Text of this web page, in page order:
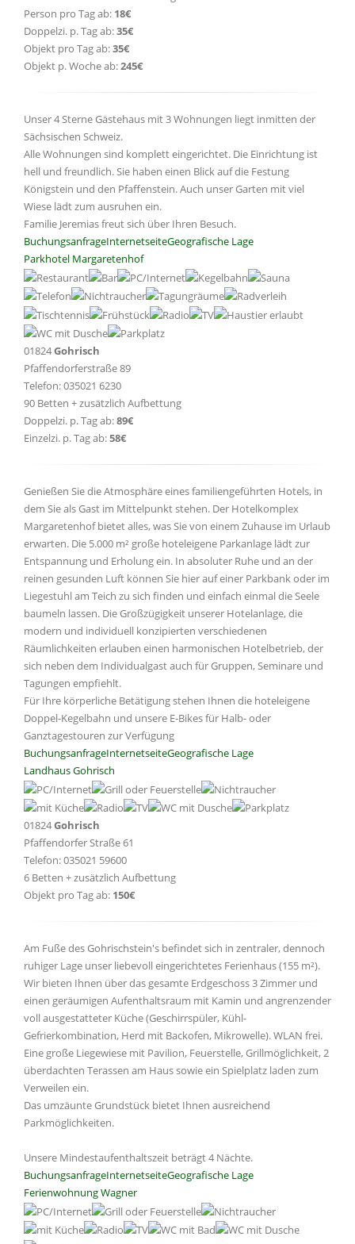
Person pro Tag ab: 18€
Doppelzi. p. Tag ab:35€
Objekt pro Tag ab:35€
Objekt p. Woche ab:245€
Unser 4 Sterne Gästehaus mit 3 Wohnungen liegt inmitten der
Sächsischen Schweiz.
Alle Wohnungen sind komplett eingerichtet. Die Einrichtung ist
hell und freundlich. Sie haben einen Blick auf die Festung
Königstein und den Pfaffenstein. Auch unser Garten mit viel
Wiese lädt zum ausruhen ein.
Familie Jeremias freut sich über Ihren Besuch.
BuchungsanfrageInternetseiteGeografische Lage
Parkhotel Margaretenhof
01824Gohrisch
Pfaffendorferstraße 89
Telefon: 035021 6230
90 Betten + zusätzlich Aufbettung
Doppelzi. p. Tag ab:89€
Einzelzi. p. Tag ab:58€
Genießen Sie die Atmosphäre eines familiengeführten Hotels, in
dem Sie als Gast im Mittelpunkt stehen. Der Hotelkomplex
Margaretenhof bietet alles, was Sie von einem Zuhause im Urlaub
erwarten. Die 5.000 m² große hoteleigene Parkanlage lädt zur
Entspannung und Erholung ein. In absoluter Ruhe und an der
reinen gesunden Luft können Sie hier auf einer Parkbank oder im
Liegestuhl am Teich zu sich finden und einfach einmal die Seele
baumeln lassen. Die Großzügigkeit unserer Hotelanlage, die
modern und individuell konzipierten verschiedenen
Räumlichkeiten erlauben einen harmonischen Hotelbetrieb, der
sich neben dem Individualgast auch für Gruppen, Seminare und
Tagungen empfiehlt.
Für Ihre körperliche Betätigung stehen Ihnen die hoteleigene
Doppel-Kegelbahn und unsere E-Bikes für Halb- oder
Ganztagestouren zur Verfügung
BuchungsanfrageInternetseiteGeografische Lage
Landhaus Gohrisch
01824Gohrisch
Pfaffendorfer Straße 61
Telefon: 035021 59600
6 Betten + zusätzlich Aufbettung
Objekt pro Tag ab: 150€
Am Fuße des Gohrischstein's befindet sich in zentraler, dennoch
ruhiger Lage unser liebevoll eingerichtetes Ferienhaus (155 m²).
Wir bieten Ihnen über das gesamte Erdgeschoss 3 Zimmer und
einen geräumigen Aufenthaltsraum mit Kamin und angrenzender
voll ausgestatteter Küche (Geschirrspüler, Kühl-
Gefrierkombination, Herd mit Backofen, Mikrowelle). WLAN frei.
Eine große Liegewiese mit Pavilion, Feuerstelle, Grillmöglichkeit, 2
überdachten Terassen am Haus sowie ein Spielplatz laden zum
Verweilen ein.
Das umzäunte Grundstück bietet Ihnen ausreichend
Parkmöglichkeiten.
Unsere Mindestaufenthaltszeit beträgt 4 Nächte.
BuchungsanfrageInternetseiteGeografische Lage
Ferienwohnung Wagner